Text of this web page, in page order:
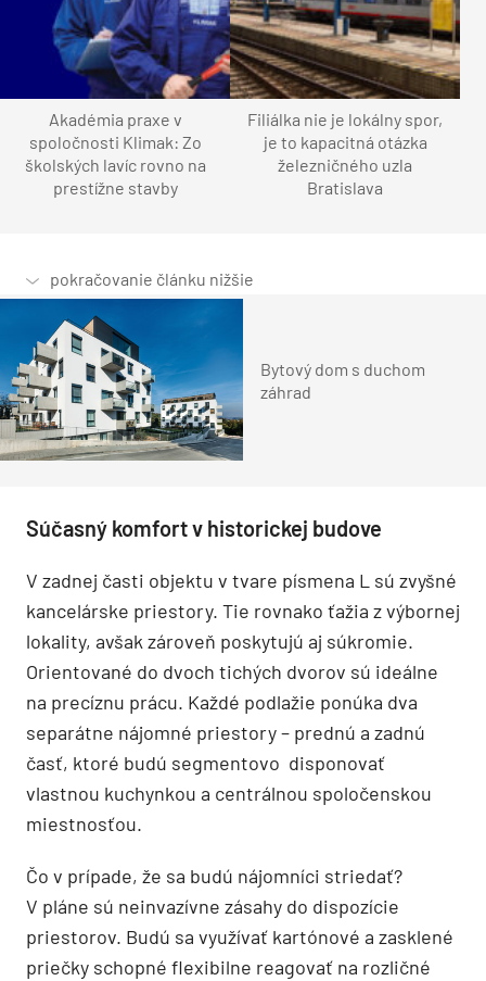
Akadémia praxe v
spoločnosti Klimak: Zo
školských lavíc rovno na
prestížne stavby
Filiálka nie je lokálny spor,
je to kapacitná otázka
železničného uzla
Bratislava
Bytový dom s duchom
záhrad
Súčasný komfort v historickej budove
V zadnej časti objektu v tvare písmena L sú zvyšné
kancelárske priestory. Tie rovnako ťažia z výbornej
lokality, avšak zároveň poskytujú aj súkromie.
Orientované do dvoch tichých dvorov sú ideálne
na precíznu prácu. Každé podlažie ponúka dva
separátne nájomné priestory – prednú a zadnú
časť, ktoré budú segmentovo disponovať
vlastnou kuchynkou a centrálnou spoločenskou
miestnosťou.
Čo v prípade, že sa budú nájomníci striedať?
V pláne sú neinvazívne zásahy do dispozície
priestorov. Budú sa využívať kartónové a zasklené
priečky schopné flexibilne reagovať na rozličné